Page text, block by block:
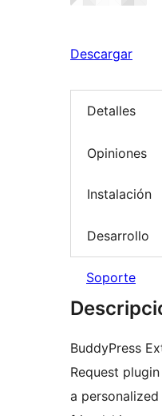
Descargar
Detalles
Opiniones
Instalación
Desarrollo
Soporte
BuddyPress
Request
a